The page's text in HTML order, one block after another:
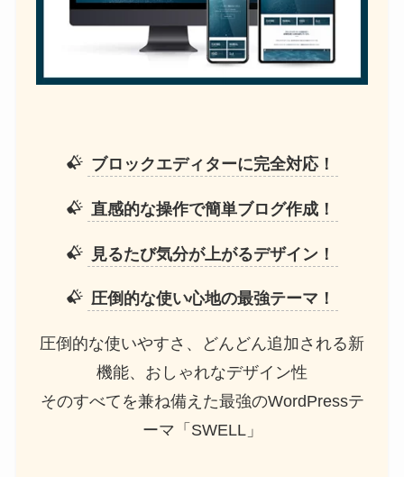
ブロックエディターに完全対応！
直感的な操作で簡単ブログ作成！
見るたび気分が上がるデザイン！
圧倒的な使い心地の最強テーマ！
圧倒的な使いやすさ、どんどん追加される新
機能、おしゃれなデザイン性
そのすべてを兼ね備えた最強のWordPressテ
ーマ「SWELL」